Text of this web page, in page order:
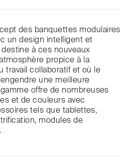
des banquettes modulaires
un design intelligent et
à ces nouveaux
propice à la
travail collaboratif et où le
une meilleure
offre de nombreuses
et de couleurs avec
tels que tablettes,
modules de